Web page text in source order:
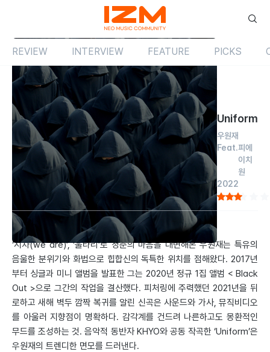
REVIEW INTERVIEW FEATURE PICKS
Review 싱글 국내
Uniform
우원재
Feat.피에
이치
원
2022
by 염동교 2022.01.01
‘시차(we are)’, ‘울타리’로 청춘의 마음을 대변해온 우원재는 특유의
음울한 분위기와 화법으로 힙합신의 독특한 위치를 점해왔다. 2017년
부터 싱글과 미니 앨범을 발표한 그는 2020년 정규 1집 앨범 < Black
Out >으로 그간의 작업을 결산했다. 피처링에 주력했던 2021년을 뒤
로하고 새해 벽두 깜짝 복귀를 알린 신곡은 사운드와 가사, 뮤직비디오
를 아울러 지향점이 명확하다. 감각계를 건드려 나른하고도 몽환적인
무드를 조성하는 것. 음악적 동반자 KHYO와 공동 작곡한 ‘Uniform’은
우원재의 트렌디한 면모를 드러낸다.